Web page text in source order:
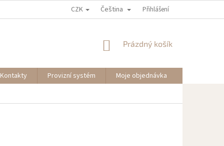
CZK Čeština Přihlášení
NÁKUPNÍ
Prázdný košík
Kontakty Provizní systém
Moje objednávka